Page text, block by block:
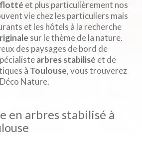
flotté et plus particulièrement nos
vie chez les particuliers mais
et les hôtels à la recherche
sur le thème de la nature.
des paysages de bord de
arbres stabilisé et de
à Toulouse, vous trouverez
Nature.
en arbres stabilisé à